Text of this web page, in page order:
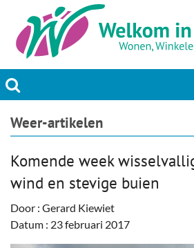
Actueel
Welzijn & Maatschappij
Bedrijven
Weer-artikelen
Komende week
wind en stevige buien
Door : Gerard Kiewiet
Datum : 23 februari 2017